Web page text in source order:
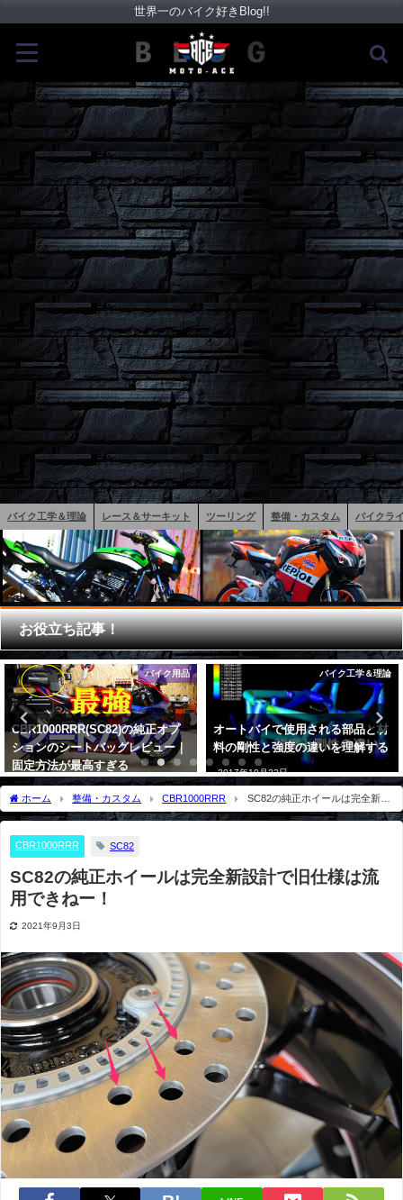
世界一のバイク好きBlog!!
バイク工学＆理論 レース＆サーキット ツーリング 整備・カスタム バイクラ
お役立ち記事！
バイク工学＆理論
オートバイで使用される部品と材
料の剛性と強度の違いを理解する
2017年10月22日
バイク工学＆理論
チェーン給油とメンテしてる人が
損する理由？メーカーは教えない
秘密の知識
ホーム 整備・カスタム CBR1000RRR
SC82の純正ホイールは完全新設
計で旧仕様は流用できねー！
CBR1000RRR SC82
SC82の純正ホイールは完全新設計で旧仕様は流
用できねー！
2021年9月3日